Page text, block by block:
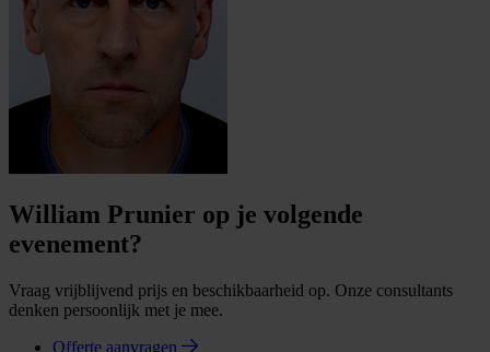
William Prunier op je volgende
evenement?
Vraag vrijblijvend prijs en beschikbaarheid op. Onze consultants
denken persoonlijk met je mee.
Offerte aanvragen